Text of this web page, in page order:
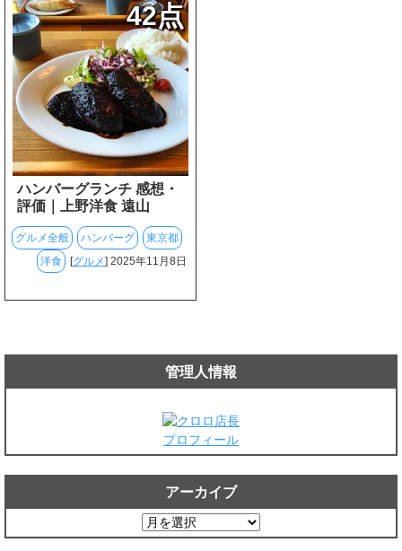
42点
ハンバーグランチ 感想・
評価｜上野洋食 遠山
グルメ全般 ハンバーグ
東京都
洋食
[グルメ] 2025年11月8日
管理人情報
プロフィール
アーカイブ
ア
ー